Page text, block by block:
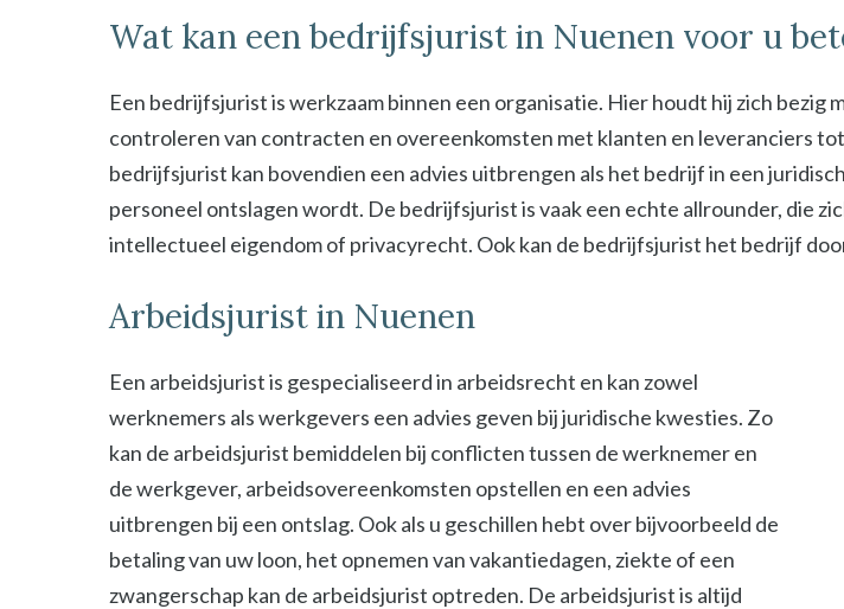
Wat kan een bedrijfsjurist in Nuenen voor u
Een bedrijfsjurist is werkzaam binnen een organisatie. Hier houdt hij zich
controleren van contracten en overeenkomsten met klanten en leveranciers
bedrijfsjurist kan bovendien een advies uitbrengen als het bedrijf in een
personeel ontslagen wordt. De bedrijfsjurist is vaak een echte allrounder, die
intellectueel eigendom of privacyrecht. Ook kan de bedrijfsjurist het bedrijf
Arbeidsjurist in Nuenen
Een arbeidsjurist is gespecialiseerd in arbeidsrecht en kan zowel
werknemers als werkgevers een advies geven bij juridische kwesties. Zo
kan de arbeidsjurist bemiddelen bij conflicten tussen de werknemer en
de werkgever, arbeidsovereenkomsten opstellen en een advies
uitbrengen bij een ontslag. Ook als u geschillen hebt over bijvoorbeeld de
betaling van uw loon, het opnemen van vakantiedagen, ziekte of een
zwangerschap kan de arbeidsjurist optreden. De arbeidsjurist is altijd